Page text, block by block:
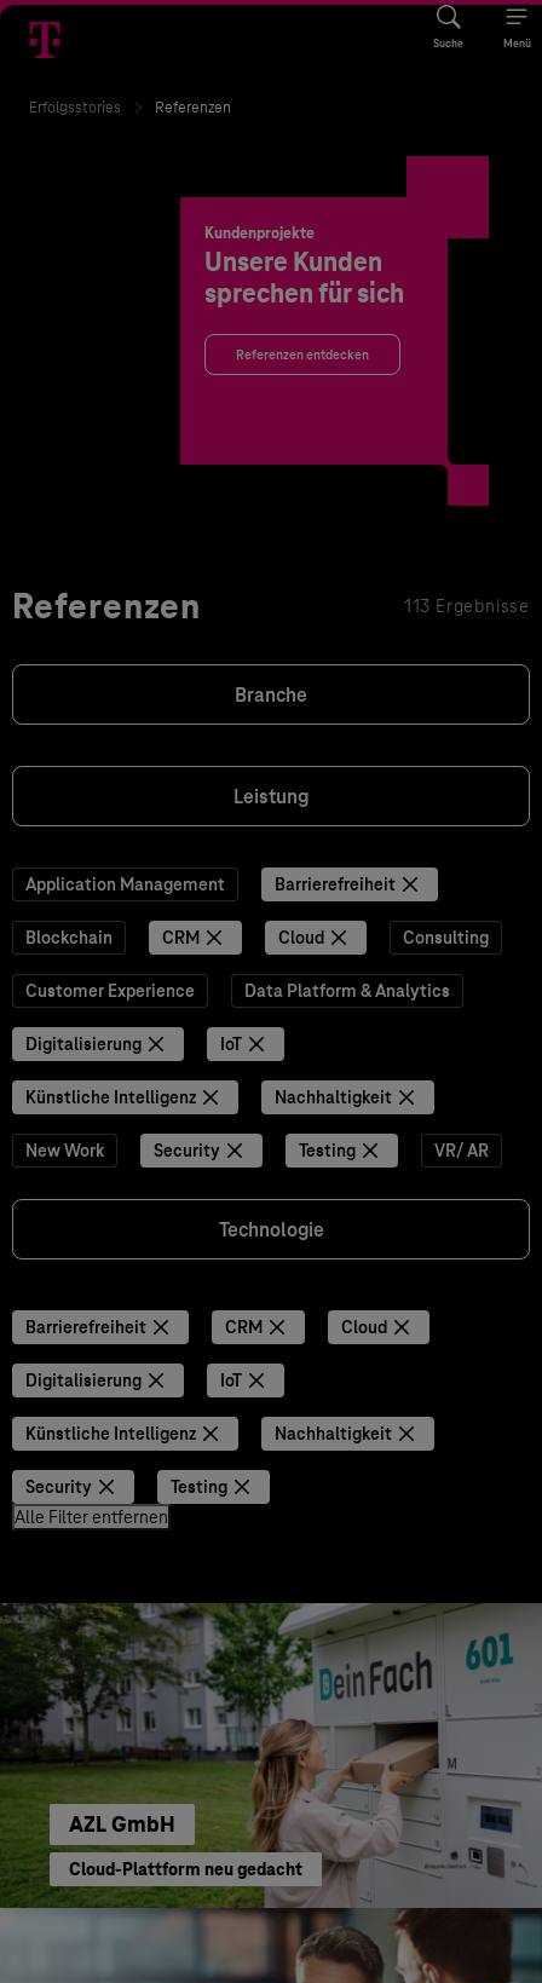
Suche Menü
Erfolgsstories Referenzen
Kundenprojekte
Unsere Kunden
sprechen für sich
Referenzen entdecken
Referenzen 113 Ergebnisse
Branche
Leistung
Application Management Barrierefreiheit
Blockchain CRM Cloud Consulting
Customer Experience Data Platform & Analytics
Digitalisierung IoT
Künstliche Intelligenz Nachhaltigkeit
New Work Security Testing VR/ AR
Technologie
Barrierefreiheit CRM Cloud
Digitalisierung IoT
Künstliche Intelligenz Nachhaltigkeit
Security
Testing
Alle Filter entfernen
AZL GmbH
Cloud-Plattform neu gedacht